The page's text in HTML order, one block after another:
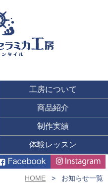
工房について
商品紹介
制作実績
体験レッスン
HOME お知らせ一覧